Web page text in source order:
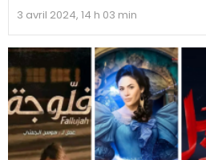
3 avril 2024, 14 h 03 min